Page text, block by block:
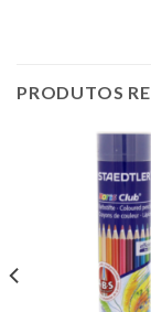
PRODUTOS